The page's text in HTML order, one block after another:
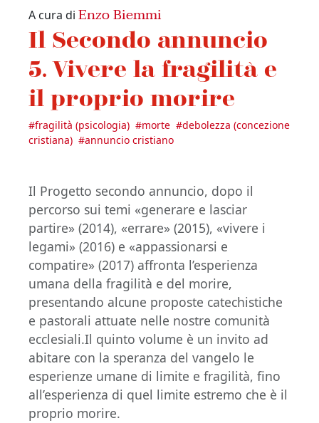
A cura di Enzo Biemmi
Il Secondo annuncio
5. Vivere la fragilità e
il proprio morire
#fragilità (psicologia) #morte #debolezza (concezione
cristiana) #annuncio cristiano
Il Progetto secondo annuncio, dopo il
percorso sui temi «generare e lasciar
partire» (2014), «errare» (2015), «vivere i
legami» (2016) e «appassionarsi e
compatire» (2017) affronta l’esperienza
umana della fragilità e del morire,
presentando alcune proposte catechistiche
e pastorali attuate nelle nostre comunità
ecclesiali.Il quinto volume è un invito ad
abitare con la speranza del vangelo le
esperienze umane di limite e fragilità, fino
all’esperienza di quel limite estremo che è il
proprio morire.